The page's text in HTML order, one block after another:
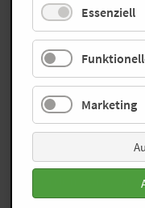
… ist Läuferin und
und läuft im
und bei
Läuferinnen und
Medaille, dafür
werden. Auf
sie denkt. Und
Essenziell
Marketing